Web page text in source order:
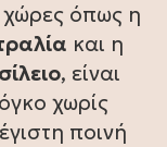
χώρες όπως η
και η
, είναι
χωρίς
ποινή